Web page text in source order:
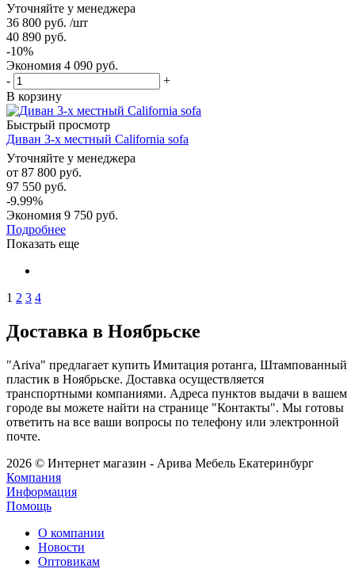
Уточняйте у менеджера
36 800 руб. /шт
40 890 руб.
-10%
Экономия 4 090 руб.
-
+
В корзину
Быстрый просмотр
Диван 3-х местный California sofa
Уточняйте у менеджера
от 87 800 руб.
97 550 руб.
-9.99%
Экономия 9 750 руб.
Подробнее
Показать еще
1 2 3 4
Доставка в Ноябрьске
"Ariva" предлагает купить Имитация ротанга, Штампованный
пластик в Ноябрьске. Доставка осуществляется
транспортными компаниями. Адреса пунктов выдачи в вашем
городе вы можете найти на странице "Контакты". Мы готовы
ответить на все ваши вопросы по телефону или электронной
почте.
2026 © Интернет магазин - Арива Мебель Екатеринбург
Компания
Информация
Помощь
О компании
Новости
Оптовикам